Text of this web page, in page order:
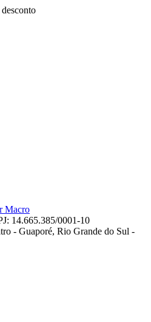
Macro
14.665.385/0001-10
- Guaporé, Rio Grande do Sul -